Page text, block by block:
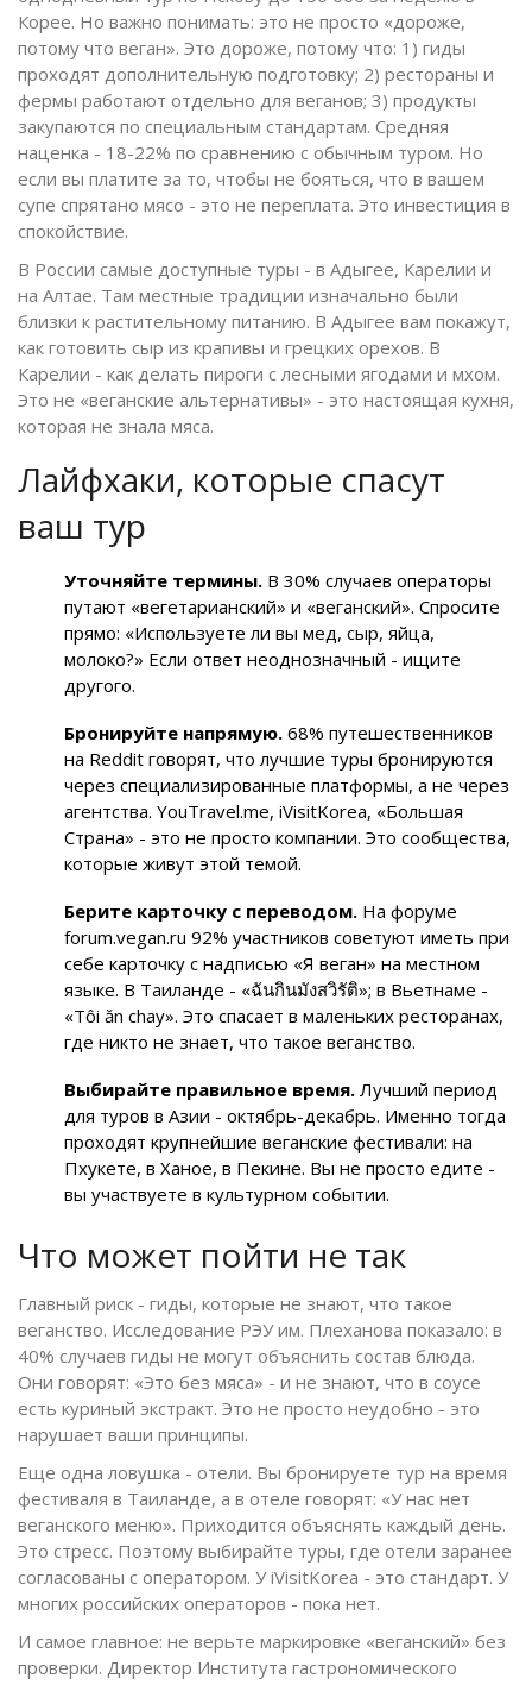
Корее. Но важно понимать: это не просто «дороже,
потому что веган». Это дороже, потому что: 1) гиды
проходят дополнительную подготовку; 2) рестораны и
фермы работают отдельно для веганов; 3) продукты
закупаются по специальным стандартам. Средняя
наценка - 18-22% по сравнению с обычным туром. Но
если вы платите за то, чтобы не бояться, что в вашем
супе спрятано мясо - это не переплата. Это инвестиция в
спокойствие.
В России самые доступные туры - в Адыгее, Карелии и
на Алтае. Там местные традиции изначально были
близки к растительному питанию. В Адыгее вам покажут,
как готовить сыр из крапивы и грецких орехов. В
Карелии - как делать пироги с лесными ягодами и мхом.
Это не «веганские альтернативы» - это настоящая кухня,
которая не знала мяса.
Лайфхаки, которые спасут
ваш тур
Уточняйте термины. В 30% случаев операторы
путают «вегетарианский» и «веганский». Спросите
прямо: «Используете ли вы мед, сыр, яйца,
молоко?» Если ответ неоднозначный - ищите
другого.
Бронируйте напрямую. 68% путешественников
на Reddit говорят, что лучшие туры бронируются
через специализированные платформы, а не через
агентства. YouTravel.me, iVisitKorea, «Большая
Страна» - это не просто компании. Это сообщества,
которые живут этой темой.
Берите карточку с переводом. На форуме
forum.vegan.ru 92% участников советуют иметь при
себе карточку с надписью «Я веган» на местном
языке. В Таиланде - «ฉันกินมังสวิรัติ»; в Вьетнаме -
«Tôi ăn chay». Это спасает в маленьких ресторанах,
где никто не знает, что такое веганство.
Выбирайте правильное время. Лучший период
для туров в Азии - октябрь-декабрь. Именно тогда
проходят крупнейшие веганские фестивали: на
Пхукете, в Ханое, в Пекине. Вы не просто едите -
вы участвуете в культурном событии.
Что может пойти не так
Главный риск - гиды, которые не знают, что такое
веганство. Исследование РЭУ им. Плеханова показало: в
40% случаев гиды не могут объяснить состав блюда.
Они говорят: «Это без мяса» - и не знают, что в соусе
есть куриный экстракт. Это не просто неудобно - это
нарушает ваши принципы.
Еще одна ловушка - отели. Вы бронируете тур на время
фестиваля в Таиланде, а в отеле говорят: «У нас нет
веганского меню». Приходится объяснять каждый день.
Это стресс. Поэтому выбирайте туры, где отели заранее
согласованы с оператором. У iVisitKorea - это стандарт. У
многих российских операторов - пока нет.
И самое главное: не верьте маркировке «веганский» без
проверки. Директор Института гастрономического